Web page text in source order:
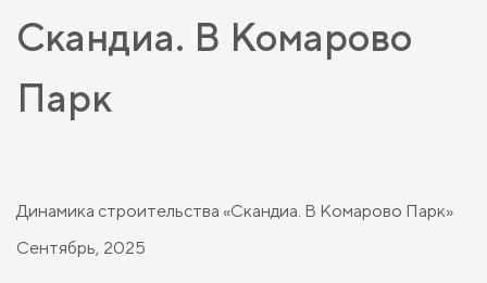
Скандиа. В Комарово
Парк
Динамика строительства «Скандиа. В Комарово Парк»
Сентябрь, 2025